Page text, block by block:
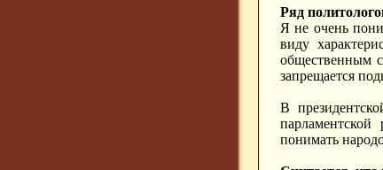
Ряд
Я не очень
виду
общественным
запрещается
В
понимать